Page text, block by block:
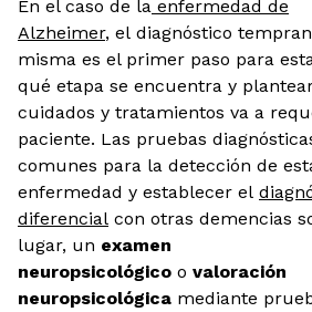
En el caso de la enfermedad de
Alzheimer, el diagnóstico
misma es el primer paso para
qué etapa se encuentra y
cuidados y tratamientos va a
paciente. Las pruebas
comunes para la detección de
enfermedad y establecer el
diferencial con otras demencias
lugar, un examen
neuropsicológico o valoración
neuropsicológica mediante